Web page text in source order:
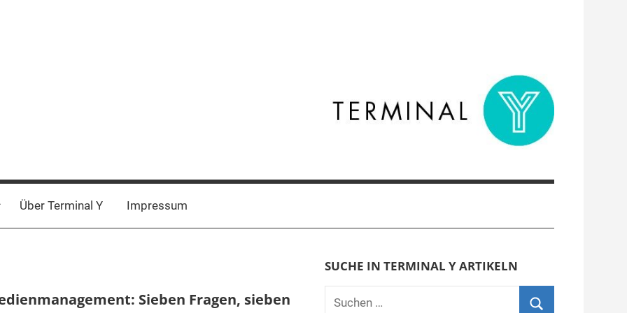
Über Terminal Y Impressum
Sieben Fragen, sieben
SUCHE IN TERMINAL Y ARTIKELN
Suchen